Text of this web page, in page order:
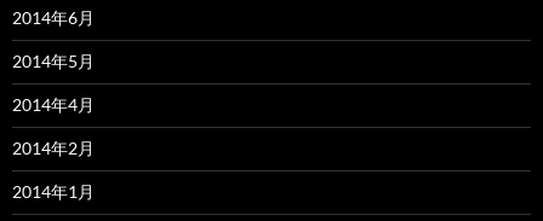
2014年6月
2014年5月
2014年4月
2014年2月
2014年1月